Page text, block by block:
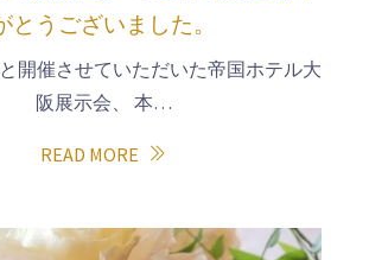
とうございました。
開催させていただいた帝国ホテル大
阪展示会、 本…
READ MORE